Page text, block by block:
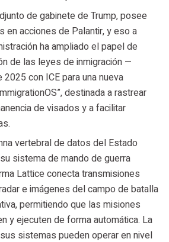
de gabinete de Trump, posee
en acciones de Palantir, y eso a
ha ampliado el papel de
de las leyes de inmigración —
con ICE para una nueva
destinada a rastrear
de visados y a facilitar
vertebral de datos del Estado
sistema de mando de guerra
Lattice conecta transmisiones
e imágenes del campo de batalla
permitiendo que las misiones
y ejecuten de forma automática. La
sistemas pueden operar en nivel